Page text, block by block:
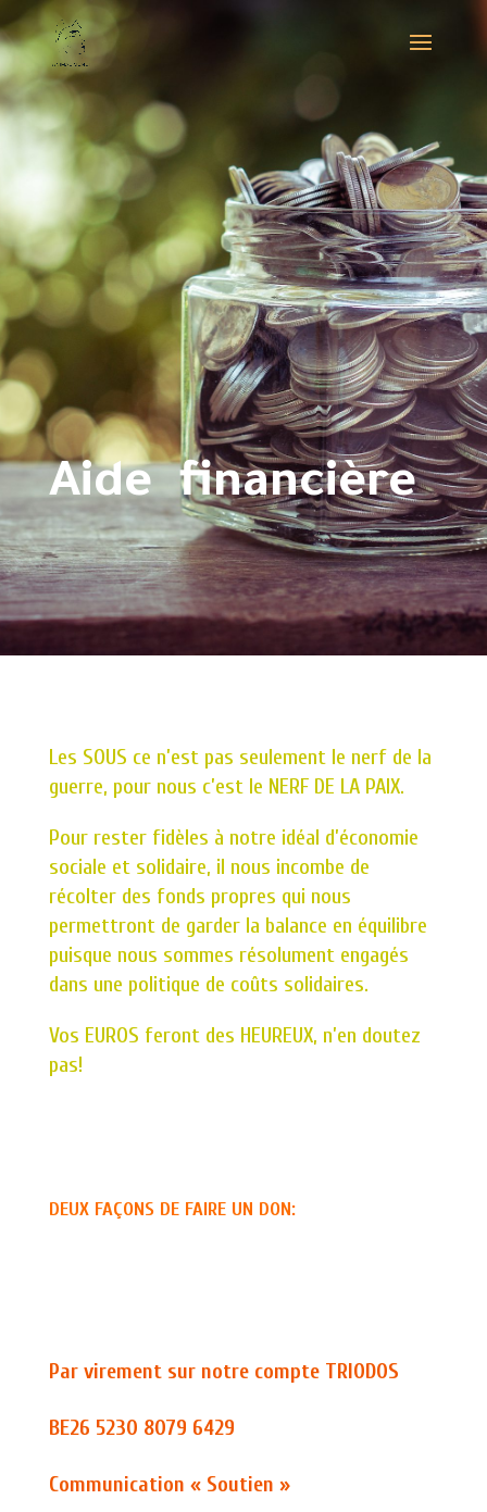
Aide financière
Les SOUS ce n’est pas seulement le nerf de la
guerre, pour nous c’est le NERF DE LA PAIX.
Pour rester fidèles à notre idéal d’économie
sociale et solidaire, il nous incombe de
récolter des fonds propres qui nous
permettront de garder la balance en équilibre
puisque nous sommes résolument engagés
dans une politique de coûts solidaires.
Vos EUROS feront des HEUREUX, n’en doutez
pas!
DEUX FAÇONS DE FAIRE UN DON:
Par virement sur notre compte TRIODOS
BE26 5230 8079 6429
Communication « Soutien »